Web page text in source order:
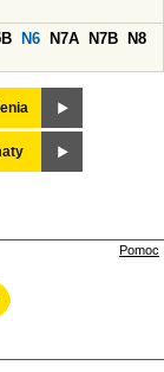
N6 N7A N7B
N8
Pomoc